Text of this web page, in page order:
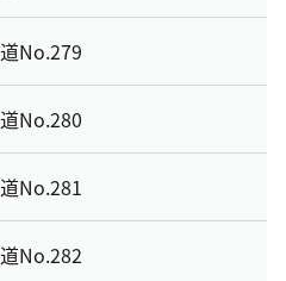
No.279
No.280
No.281
No.282